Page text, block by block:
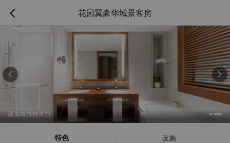
 花园翼豪华城景客房
新加坡香格里拉
 
特色 设施